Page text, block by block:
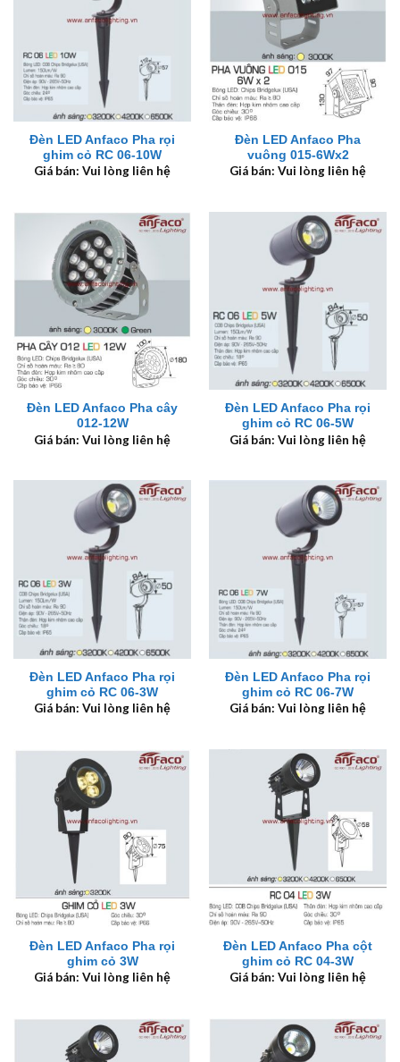
Đèn LED Anfaco Pha rọi
ghim cỏ RC 06-10W
Giá bán: Vui lòng liên hệ
Đèn LED Anfaco Pha
vuông 015-6Wx2
Giá bán: Vui lòng liên hệ
Đèn LED Anfaco Pha cây
012-12W
Giá bán: Vui lòng liên hệ
Đèn LED Anfaco Pha rọi
ghim cỏ RC 06-5W
Giá bán: Vui lòng liên hệ
Đèn LED Anfaco Pha rọi
ghim cỏ RC 06-3W
Giá bán: Vui lòng liên hệ
Đèn LED Anfaco Pha rọi
ghim cỏ RC 06-7W
Giá bán: Vui lòng liên hệ
Đèn LED Anfaco Pha rọi
ghim cỏ 3W
Giá bán: Vui lòng liên hệ
Đèn LED Anfaco Pha cột
ghim cỏ RC 04-3W
Giá bán: Vui lòng liên hệ